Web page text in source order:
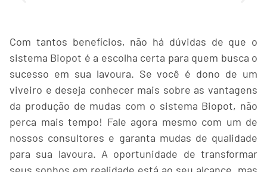
Com tantos benefícios, não há dúvidas de que o
sistema Biopot é a escolha certa para quem busca o
sucesso em sua lavoura. Se você é dono de um
viveiro e deseja conhecer mais sobre as vantagens
da produção de mudas com o sistema Biopot, não
perca mais tempo! Fale agora mesmo com um de
nossos consultores e garanta mudas de qualidade
para sua lavoura. A oportunidade de transformar